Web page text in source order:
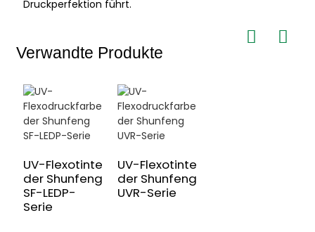
Druckperfektion führt.
Verwandte Produkte
UV-Flexotinte
der Shunfeng
SF-LEDP-
Serie
UV-Flexotinte
der Shunfeng
UVR-Serie